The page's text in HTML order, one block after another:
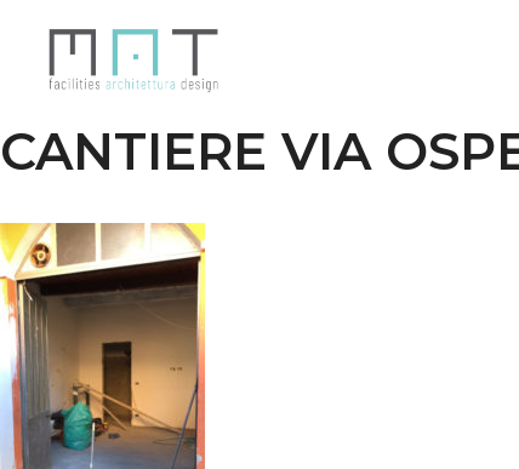
contenuto
CANTIERE VIA